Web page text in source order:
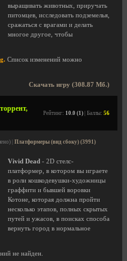
выращивать животных, приручать
питомцев, исследовать подземелья,
сражаться с врагами и делать
многое другое, чтобы
Список изменений можно
Скачать игру (308.87 Мб.)
Рейтинг: 10.0 (1) | Баллы: 56
| Платформеры (вид сбоку) (3991)
Vivid Dead - 2D стелс-
платформер, в котором вы играете
в роли кошкодевушки-художницы
граффити и бывшей воровки
Котоне, которая должна пройти
несколько этапов, полных скрытых
путей и ужасов, в поисках способа
вернуть город в нормальное
не найден.